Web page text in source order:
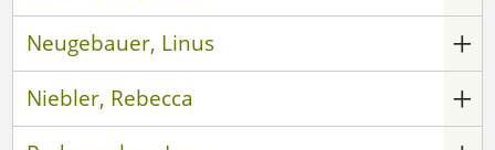
Neugebauer, Linus
Niebler, Rebecca